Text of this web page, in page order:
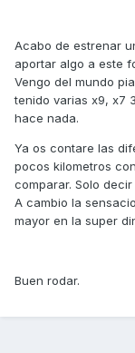
Acabo de estrenar
aportar algo a este
Vengo del mundo
tenido varias x9, x7
hace nada.
Ya os contare las
pocos kilometros
comparar. Solo
A cambio la
mayor en la super
Buen rodar.